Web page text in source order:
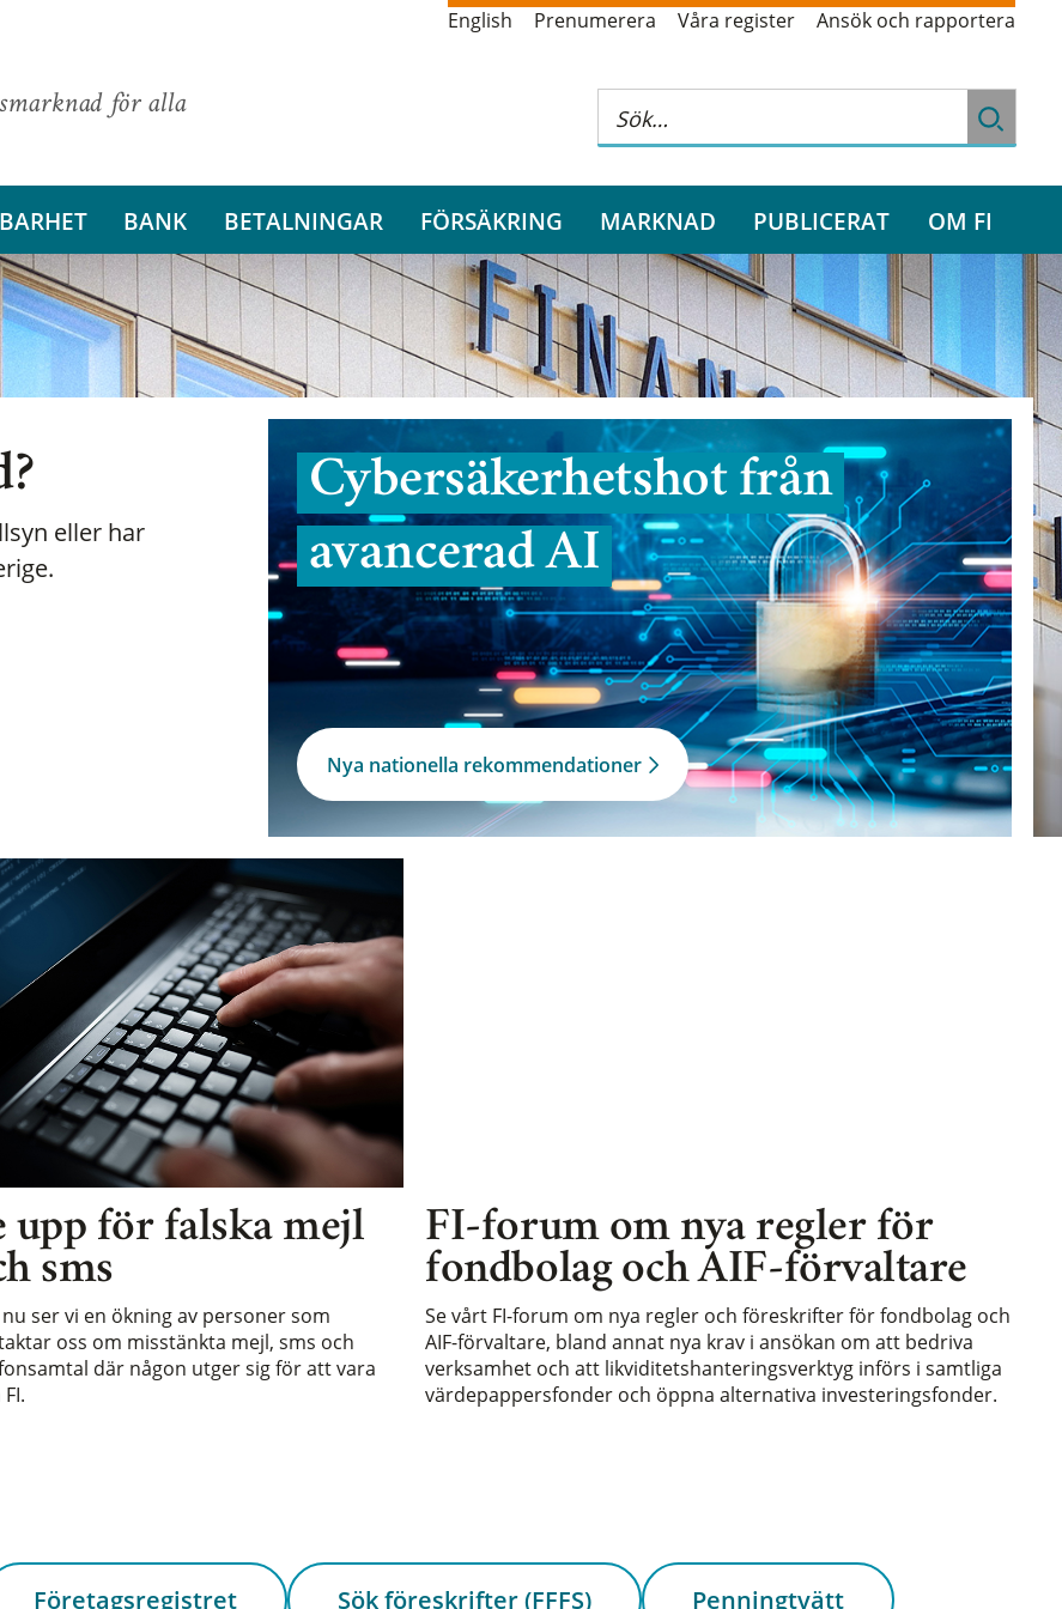
för alla
English Prenumerera Våra register Ansök och rapportera
BANK BETALNINGAR FÖRSÄKRING MARKNAD PUBLICERAT OM FI
eller har
Cybersäkerhetshot från
avancerad AI
Nya nationella rekommendationer
upp för falska mejl
sms
nu ser vi en ökning av personer som
oss om misstänkta mejl, sms och
där någon utger sig för att vara
FI-forum om nya regler för
fondbolag och AIF-förvaltare
Se vårt FI-forum om nya regler och föreskrifter för fondbolag och
AIF-förvaltare, bland annat nya krav i ansökan om att bedriva
verksamhet och att likviditetshanteringsverktyg införs i samtliga
värdepappersfonder och öppna alternativa investeringsfonder.
Företagsregistret Sök föreskrifter (FFFS) Penningtvätt